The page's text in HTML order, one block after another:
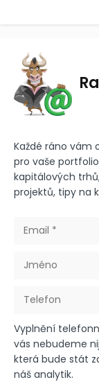
Každé ráno vám
pro vaše
kapitálových
projektů, tipy na
Vyplnění
vás nebudeme
která bude stát
náš analytik.